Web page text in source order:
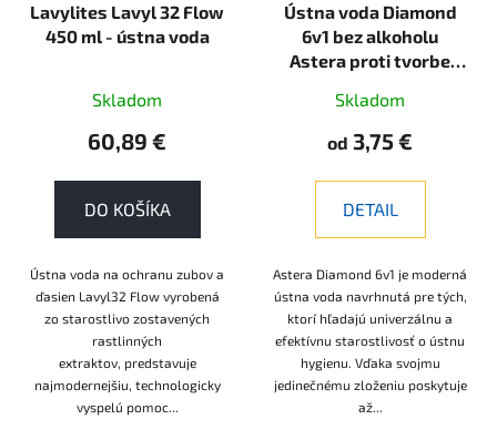
Lavylites Lavyl 32 Flow
450 ml - ústna voda
Skladom
60,89 €
DO KOŠÍKA
Ústna voda na ochranu zubov a
ďasien Lavyl32 Flow vyrobená
zo starostlivo zostavených
rastlinných
extraktov, predstavuje
najmodernejšiu, technologicky
vyspelú pomoc...
Ústna voda Diamond
6v1 bez alkoholu
Astera proti tvorbe
Skladom
od 3,75 €
DETAIL
Astera Diamond 6v1 je moderná
ústna voda navrhnutá pre tých,
ktorí hľadajú univerzálnu a
efektívnu starostlivosť o ústnu
hygienu. Vďaka svojmu
jedinečnému zloženiu poskytuje
až...